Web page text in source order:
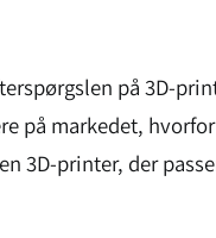
på 3D-
på markedet,
3D-printer, der